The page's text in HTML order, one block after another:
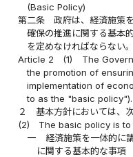
(Basic Policy)
第二条
政府は、経済施策
確保の推進に関する基本
を定めなければならない。
Article 2
(1)
The
the promotion of
implementation of
to as the "basic policy").
２
基本方針においては、
(2)
The basic policy is
一
経済施策を一体的に
に関する基本的な事項